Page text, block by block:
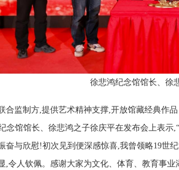
徐悲鸿纪念馆馆长、徐
合监制方,提供艺术精神支撑,开放馆藏经典作
念馆馆长、徐悲鸿之子徐庆平在发布会上表
奋与欣慰!初次见到便深感惊喜,我曾领略19世
,令人钦佩。感谢大家为文化、体育、教育事